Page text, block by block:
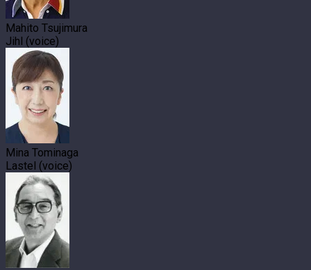
Mahito Tsujimura
Jihl (voice)
Mina Tominaga
Lastel (voice)